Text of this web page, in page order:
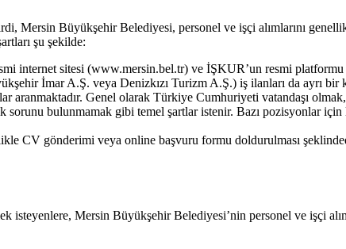
Mersin Büyükşehir Belediyesi, personel ve işçi alımlarını
şu şekilde:
internet sitesi (www.mersin.bel.tr) ve İŞKUR’un resmi
İmar A.Ş. veya Denizkızı Turizm A.Ş.) iş ilanları da ayrı bir
aranmaktadır. Genel olarak Türkiye Cumhuriyeti vatandaşı
sorunu bulunmamak gibi temel şartlar istenir. Bazı pozisyonlar
CV gönderimi veya online başvuru formu doldurulması
isteyenlere, Mersin Büyükşehir Belediyesi’nin personel ve işçi